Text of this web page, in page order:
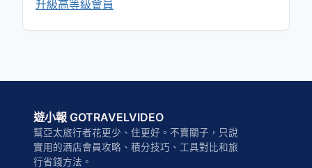
升級高等級會員
遊小報 GOTRAVELVIDEO
幫亞太旅行者花更少、住更好。不賣關子，只說
實用的酒店會員攻略、積分技巧、工具對比和旅
行省錢方法。